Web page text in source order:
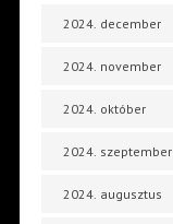
2024. december
2024. november
2024. október
2024. szeptember
2024. augusztus